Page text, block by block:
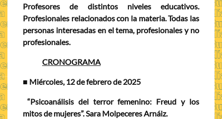
Profesores de distintos niveles educativos.
Profesionales relacionados con la materia. Todas las
personas interesadas en el tema, profesionales y no
profesionales.
CRONOGRAMA
■ Miércoles, 12 de febrero de 2025
“Psicoanálisis del terror femenino: Freud y los
mitos de mujeres”. Sara Molpeceres Arnáiz.